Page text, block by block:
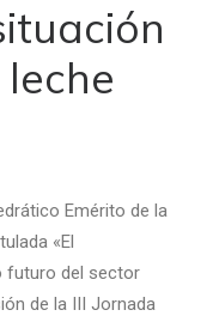
Emérito de la
«El
futuro del sector
de la III Jornada